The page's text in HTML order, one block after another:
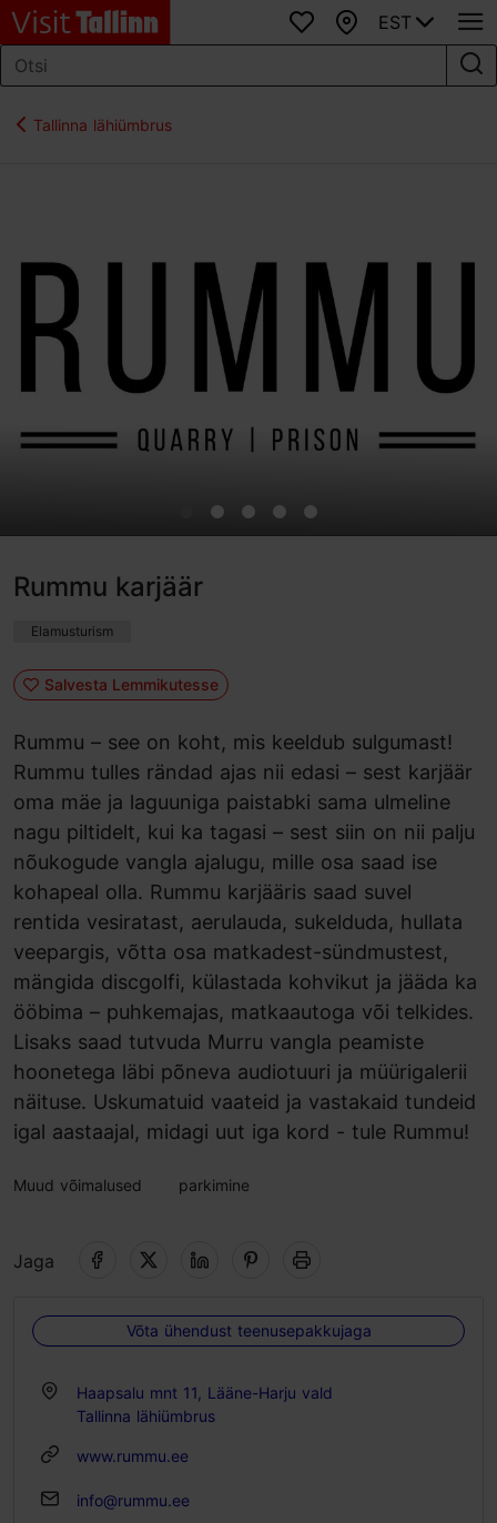
Lemmikud
Kaart
EST
Tallinna lähiümbrus
Rummu karjäär
Elamusturism
Salvesta Lemmikutesse
Rummu – see on koht, mis keeldub sulgumast!
Rummu tulles rändad ajas nii edasi – sest karjäär
oma mäe ja laguuniga paistabki sama ulmeline
nagu piltidelt, kui ka tagasi – sest siin on nii palju
nõukogude vangla ajalugu, mille osa saad ise
kohapeal olla. Rummu karjääris saad suvel
rentida vesiratast, aerulauda, sukelduda, hullata
veepargis, võtta osa matkadest-sündmustest,
mängida discgolfi, külastada kohvikut ja jääda ka
ööbima – puhkemajas, matkaautoga või telkides.
Lisaks saad tutvuda Murru vangla peamiste
hoonetega läbi põneva audiotuuri ja müürigalerii
näituse. Uskumatuid vaateid ja vastakaid tundeid
igal aastaajal, midagi uut iga kord - tule Rummu!
Muud võimalused parkimine
Jaga
Võta ühendust teenusepakkujaga
Haapsalu mnt 11, Lääne-Harju vald
Tallinna lähiümbrus
www.rummu.ee
info@rummu.ee